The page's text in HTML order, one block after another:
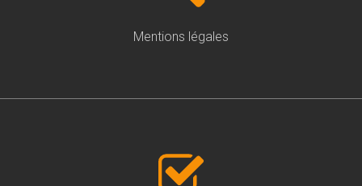
Mentions légales